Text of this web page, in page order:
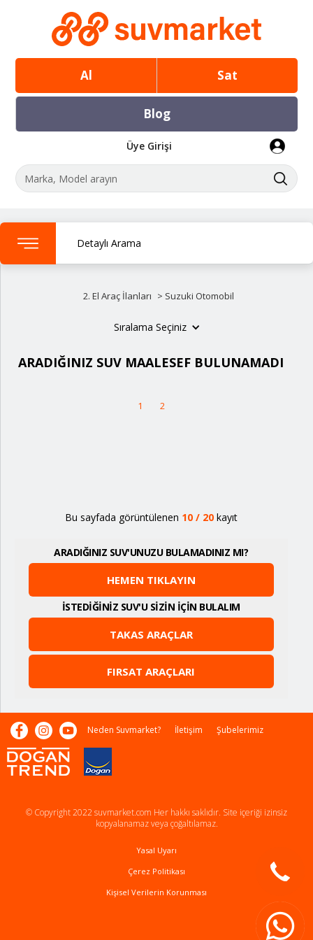
Al Sat
Blog
Üye Girişi
Detaylı Arama
2. El Araç İlanları > Suzuki Otomobil
Sıralama Seçiniz
ARADIĞINIZ SUV MAALESEF BULUNAMADI
1 2
Bu sayfada görüntülenen 10/ 20kayıt
ARADIĞINIZ SUV'UNUZU BULAMADINIZ MI?
HEMEN TIKLAYIN
İSTEDİĞİNİZ SUV'U SİZİN İÇİN BULALIM
TAKAS ARAÇLAR
FIRSAT ARAÇLARI
Neden Suvmarket? İletişim Şubelerimiz
© Copyright 2022 suvmarket.com Her hakkı saklıdır. Site içeriği izinsiz
kopyalanamaz veya çoğaltılamaz.
Yasal Uyarı
Çerez Politikası
Kişisel Verilerin Korunması